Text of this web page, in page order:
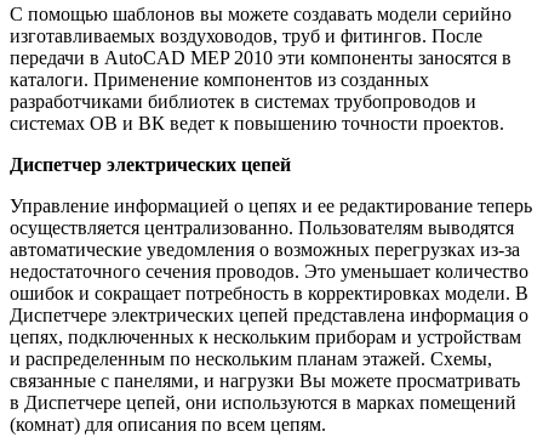
С помощью шаблонов вы можете создавать модели серийно
изготавливаемых воздуховодов, труб и фитингов. После
передачи в AutoCAD MEP 2010 эти компоненты заносятся в
каталоги. Применение компонентов из созданных
разработчиками библиотек в системах трубопроводов и
системах ОВ и ВК ведет к повышению точности проектов.
Диспетчер электрических цепей
Управление информацией о цепях и ее редактирование теперь
осуществляется централизованно. Пользователям выводятся
автоматические уведомления о возможных перегрузках из-за
недостаточного сечения проводов. Это уменьшает количество
ошибок и сокращает потребность в корректировках модели. В
Диспетчере электрических цепей представлена информация о
цепях, подключенных к нескольким приборам и устройствам
и распределенным по нескольким планам этажей. Схемы,
связанные с панелями, и нагрузки Вы можете просматривать
в Диспетчере цепей, они используются в марках помещений
(комнат) для описания по всем цепям.